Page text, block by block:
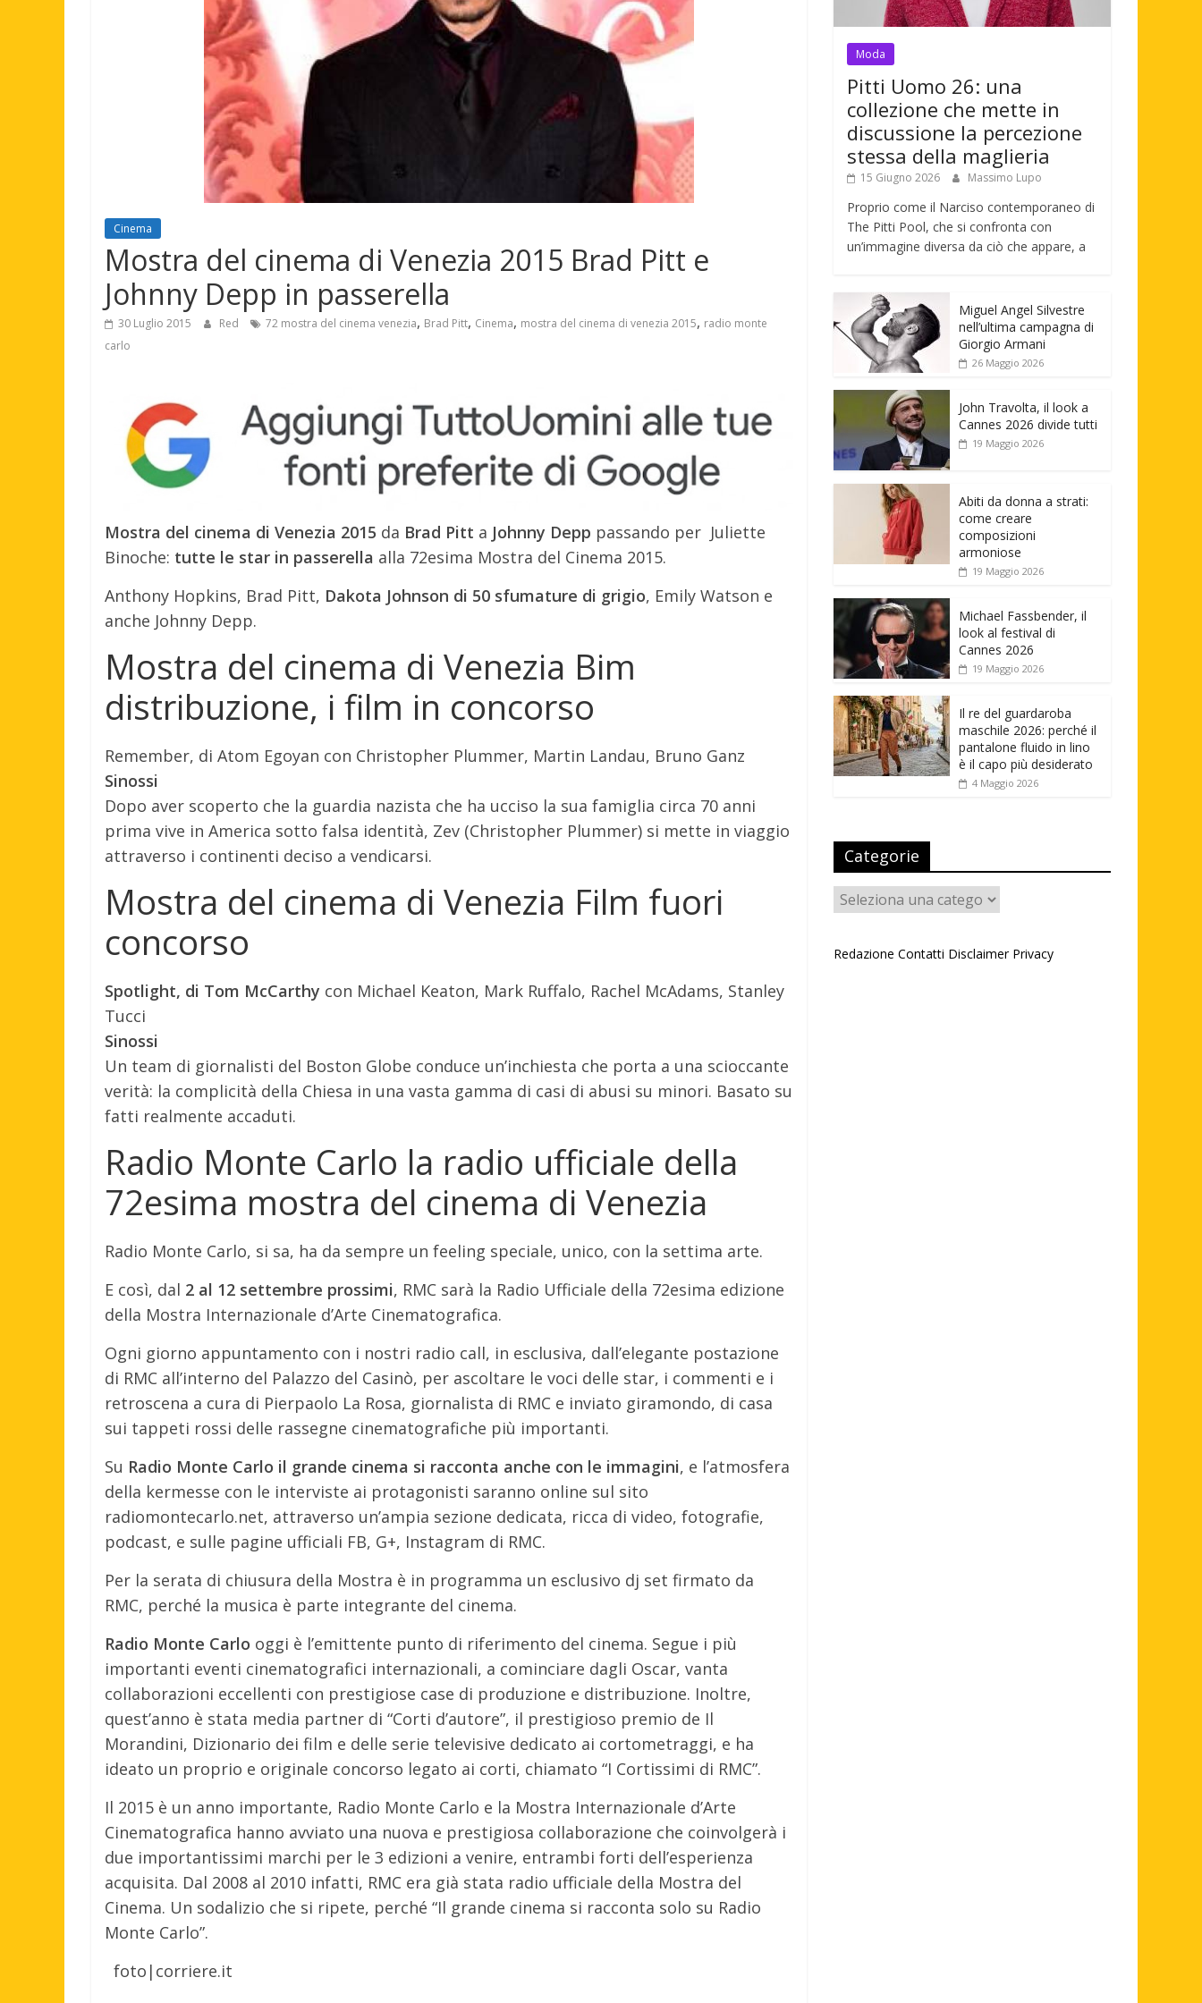
Cinema
Mostra del cinema di Venezia 2015 Brad Pitt e
Johnny Depp in passerella
30 Luglio 2015 Red 72 mostra del cinema venezia, Brad Pitt, Cinema, mostra del cinema di venezia 2015, radio monte
carlo
Mostra del cinema di Venezia 2015 da Brad Pitt a Johnny Depp passando per Juliette
Binoche: tutte le star in passerella alla 72esima Mostra del Cinema 2015.
Anthony Hopkins, Brad Pitt, Dakota Johnson di 50 sfumature di grigio, Emily Watson e
anche Johnny Depp.
Mostra del cinema di Venezia Bim
distribuzione, i film in concorso
Remember, di Atom Egoyan con Christopher Plummer, Martin Landau, Bruno Ganz
Sinossi
Dopo aver scoperto che la guardia nazista che ha ucciso la sua famiglia circa 70 anni
prima vive in America sotto falsa identità, Zev (Christopher Plummer) si mette in viaggio
attraverso i continenti deciso a vendicarsi.
Mostra del cinema di Venezia Film fuori
concorso
Spotlight, di Tom McCarthy con Michael Keaton, Mark Ruffalo, Rachel McAdams, Stanley
Tucci
Sinossi
Un team di giornalisti del Boston Globe conduce un’inchiesta che porta a una scioccante
verità: la complicità della Chiesa in una vasta gamma di casi di abusi su minori. Basato su
fatti realmente accaduti.
Radio Monte Carlo la radio ufficiale della
72esima mostra del cinema di Venezia
Radio Monte Carlo, si sa, ha da sempre un feeling speciale, unico, con la settima arte.
E così, dal 2 al 12 settembre prossimi, RMC sarà la Radio Ufficiale della 72esima edizione
della Mostra Internazionale d’Arte Cinematografica.
Ogni giorno appuntamento con i nostri radio call, in esclusiva, dall’elegante postazione
di RMC all’interno del Palazzo del Casinò, per ascoltare le voci delle star, i commenti e i
retroscena a cura di Pierpaolo La Rosa, giornalista di RMC e inviato giramondo, di casa
sui tappeti rossi delle rassegne cinematografiche più importanti.
Su Radio Monte Carlo il grande cinema si racconta anche con le immagini, e l’atmosfera
della kermesse con le interviste ai protagonisti saranno online sul sito
radiomontecarlo.net, attraverso un’ampia sezione dedicata, ricca di video, fotografie,
podcast, e sulle pagine ufficiali FB, G+, Instagram di RMC.
Per la serata di chiusura della Mostra è in programma un esclusivo dj set firmato da
RMC, perché la musica è parte integrante del cinema.
Radio Monte Carlo oggi è l’emittente punto di riferimento del cinema. Segue i più
importanti eventi cinematografici internazionali, a cominciare dagli Oscar, vanta
collaborazioni eccellenti con prestigiose case di produzione e distribuzione. Inoltre,
quest’anno è stata media partner di “Corti d’autore”, il prestigioso premio de Il
Morandini, Dizionario dei film e delle serie televisive dedicato ai cortometraggi, e ha
ideato un proprio e originale concorso legato ai corti, chiamato “I Cortissimi di RMC”.
Il 2015 è un anno importante, Radio Monte Carlo e la Mostra Internazionale d’Arte
Cinematografica hanno avviato una nuova e prestigiosa collaborazione che coinvolgerà i
due importantissimi marchi per le 3 edizioni a venire, entrambi forti dell’esperienza
acquisita. Dal 2008 al 2010 infatti, RMC era già stata radio ufficiale della Mostra del
Cinema. Un sodalizio che si ripete, perché “Il grande cinema si racconta solo su Radio
Monte Carlo”.
foto|corriere.it
Moda
Pitti Uomo 26: una
collezione che mette in
discussione la percezione
stessa della maglieria
15 Giugno 2026 Massimo Lupo
Proprio come il Narciso contemporaneo di
The Pitti Pool, che si confronta con
un’immagine diversa da ciò che appare, a
Miguel Angel Silvestre
nell’ultima campagna di
Giorgio Armani
26 Maggio 2026
John Travolta, il look a
Cannes 2026 divide tutti
19 Maggio 2026
Abiti da donna a strati:
come creare
composizioni
armoniose
19 Maggio 2026
Michael Fassbender, il
look al festival di
Cannes 2026
19 Maggio 2026
Il re del guardaroba
maschile 2026: perché il
pantalone fluido in lino
è il capo più desiderato
4 Maggio 2026
Categorie
Categorie
Redazione Contatti Disclaimer Privacy